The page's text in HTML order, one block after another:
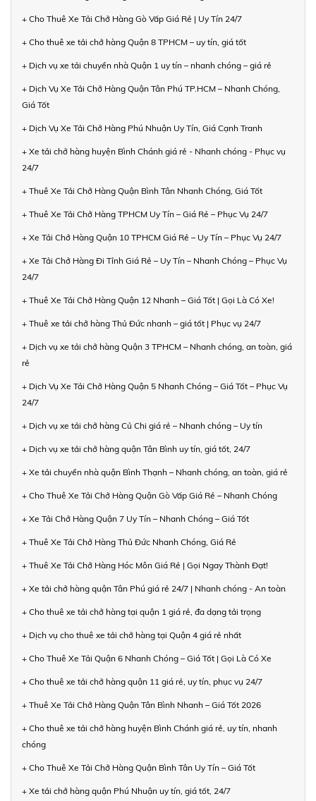
+ Cho Thuê Xe Tải Chở Hàng Gò Vấp Giá Rẻ | Uy Tín 24/7
+ Cho thuê xe tải chở hàng Quận 8 TPHCM – uy tín, giá tốt
+ Dịch vụ xe tải chuyển nhà Quận 1 uy tín – nhanh chóng – giá rẻ
+ Dịch Vụ Xe Tải Chở Hàng Quận Tân Phú TP.HCM – Nhanh Chóng,
Giá Tốt
+ Dịch Vụ Xe Tải Chở Hàng Phú Nhuận Uy Tín, Giá Cạnh Tranh
+ Xe tải chở hàng huyện Bình Chánh giá rẻ - Nhanh chóng - Phục vụ
24/7
+ Thuê Xe Tải Chở Hàng Quận Bình Tân Nhanh Chóng, Giá Tốt
+ Thuê Xe Tải Chở Hàng TPHCM Uy Tín – Giá Rẻ – Phục Vụ 24/7
+ Xe Tải Chở Hàng Quận 10 TPHCM Giá Rẻ – Uy Tín – Phục Vụ 24/7
+ Xe Tải Chở Hàng Đi Tỉnh Giá Rẻ – Uy Tín – Nhanh Chóng – Phục Vụ
24/7
+ Thuê Xe Tải Chở Hàng Quận 12 Nhanh – Giá Tốt | Gọi Là Có Xe!
+ Thuê xe tải chở hàng Thủ Đức nhanh – giá tốt | Phục vụ 24/7
+ Dịch vụ xe tải chở hàng Quận 3 TPHCM – Nhanh chóng, an toàn, giá
rẻ
+ Dịch Vụ Xe Tải Chở Hàng Quận 5 Nhanh Chóng – Giá Tốt – Phục Vụ
24/7
+ Dịch vụ xe tải chở hàng Củ Chi giá rẻ – Nhanh chóng – Uy tín
+ Dịch vụ xe tải chở hàng quận Tân Bình uy tín, giá tốt, 24/7
+ Xe tải chuyển nhà quận Bình Thạnh – Nhanh chóng, an toàn, giá rẻ
+ Cho Thuê Xe Tải Chở Hàng Quận Gò Vấp Giá Rẻ – Nhanh Chóng
+ Xe Tải Chở Hàng Quận 7 Uy Tín – Nhanh Chóng – Giá Tốt
+ Thuê Xe Tải Chở Hàng Thủ Đức Nhanh Chóng, Giá Rẻ
+ Thuê Xe Tải Chở Hàng Hóc Môn Giá Rẻ | Gọi Ngay Thành Đạt!
+ Xe tải chở hàng quận Tân Phú giá rẻ 24/7 | Nhanh chóng - An toàn
+ Cho thuê xe tải chở hàng tại quận 1 giá rẻ, đa dạng tải trọng
+ Dịch vụ cho thuê xe tải chở hàng tại Quận 4 giá rẻ nhất
+ Cho Thuê Xe Tải Quận 6 Nhanh Chóng – Giá Tốt | Gọi Là Có Xe
+ Cho thuê xe tải chở hàng quận 11 giá rẻ, uy tín, phục vụ 24/7
+ Thuê Xe Tải Chở Hàng Quận Tân Bình Nhanh – Giá Tốt 2026
+ Cho thuê xe tải chở hàng huyện Bình Chánh giá rẻ, uy tín, nhanh
chóng
+ Cho Thuê Xe Tải Chở Hàng Quận Bình Tân Uy Tín – Giá Tốt
+ Xe tải chở hàng quận Phú Nhuận uy tín, giá tốt, 24/7